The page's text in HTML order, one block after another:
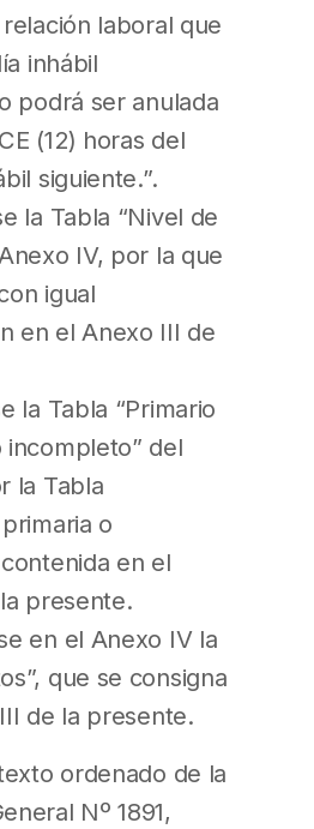
laboral que
inhábil
podrá ser anulada
(12) horas del
siguiente.”.
la Tabla “Nivel de
IV, por la que
igual
en el Anexo III de
la Tabla “Primario
incompleto” del
la Tabla
o
en el
presente.
en el Anexo IV la
que se consigna
de la presente.
ordenado de la
Nº 1891,